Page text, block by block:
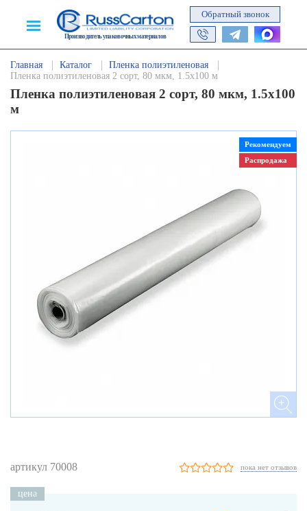
Производитель упаковочных материалов
Обратный звонок
Главная Каталог
Пленка полиэтиленовая
Пленка полиэтиленовая 2 сорт, 80 мкм, 1.5х100 м
Пленка полиэтиленовая 2 сорт, 80 мкм, 1.5х100
м
Рекомендуем
Распродажа
артикул 70008 пока нет отзывов
цена